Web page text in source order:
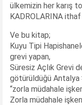
ülkemizin her karış
KADROLARINA
Ve bu kitap;
Kuyu Tipi
grevi yapan,
Süresiz Açlık Grevi
götürüldüğü Antalya
“zorla müdahale
Zorla müdahale